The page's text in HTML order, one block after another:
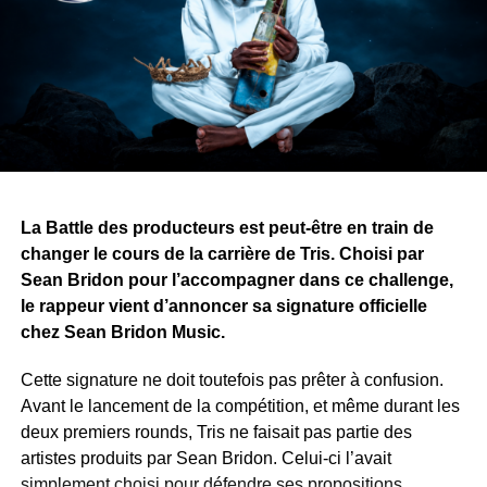
Une autre idée traverse également l’œuvre : les armes
divisent les peuples, tandis que les histoires, la musique
et l’art peuvent les rassembler.
Avec ce projet, Yvy Real Killer démontre que son talent
ne se limite pas à la musique. Alors que le premier tome
au public.
WhatsApp
Facebook
X Telegram
Email
>>
La Battle des producteurs est peut-être en train de
changer le cours de la carrière de Tris. Choisi par
Sean Bridon pour l’accompagner dans ce challenge,
le rappeur vient d’annoncer sa signature officielle
chez Sean Bridon Music.
Cette signature ne doit toutefois pas prêter à confusion.
Avant le lancement de la compétition, et même durant les
deux premiers rounds, Tris ne faisait pas partie des
artistes produits par Sean Bridon. Celui-ci l’avait